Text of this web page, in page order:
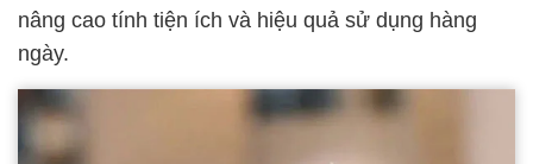
nâng cao tính tiện ích và hiệu quả sử dụng hàng
ngày.